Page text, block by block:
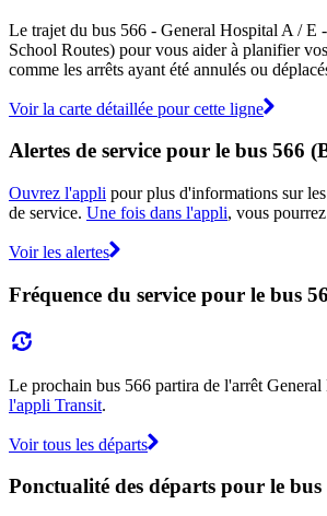
Le trajet du bus 566 - General Hospital A / E
School Routes) pour vous aider à planifier
comme les arrêts ayant été annulés ou
Voir la carte détaillée pour cette ligne
Alertes de service pour le bus 566
Ouvrez l'appli pour plus d'informations sur
de service. Une fois dans l'appli, vous
Voir les alertes
Fréquence du service pour le bus
Le prochain bus 566 partira de l'arrêt
l'appli Transit.
Voir tous les départs
Ponctualité des départs pour le